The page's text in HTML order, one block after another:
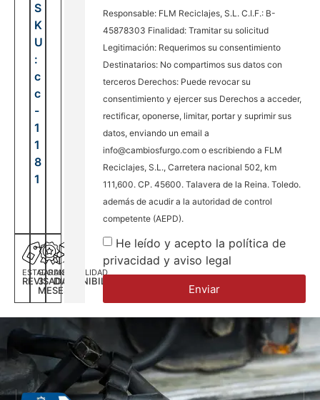
ESTADO
REVISADA
GARANTÍA
3
MESES
DISPONILIDAD
DISPONIBILIDAD
S
K
U
:
c
c
-
1
1
8
1
Responsable: FLM Reciclajes, S.L. C.I.F.: B-
45878303 Finalidad: Tramitar su solicitud
Legitimación: Requerimos su consentimiento
Destinatarios: No compartimos sus datos con
terceros Derechos: Puede revocar su
consentimiento y ejercer sus Derechos a acceder,
rectificar, oponerse, limitar, portar y suprimir sus
datos, enviando un email a
info@cambiosfurgo.com o escribiendo a FLM
Reciclajes, S.L., Carretera nacional 502, km
111,600. CP. 45600. Talavera de la Reina. Toledo.
además de acudir a la autoridad de control
competente (AEPD).
He leído y acepto la política de
privacidad y aviso legal
Enviar